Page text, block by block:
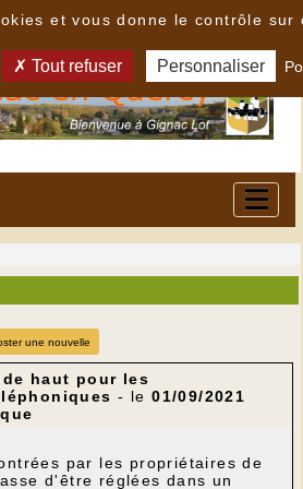
une nouvelle
haut pour les
- le01/09/2021
par les propriétaires de
d'être réglées dans un
et vous donne le contrôle sur
Tout refuser Personnaliser